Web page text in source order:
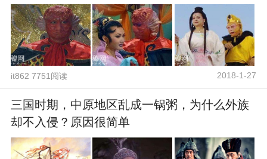
it862 7751阅读 2018-1-27
三国时期，中原地区乱成一锅粥，为什么外族
却不入侵？原因很简单